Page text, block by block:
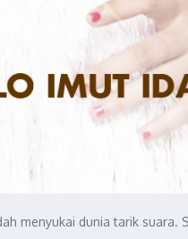
menyukai dunia tarik suara.